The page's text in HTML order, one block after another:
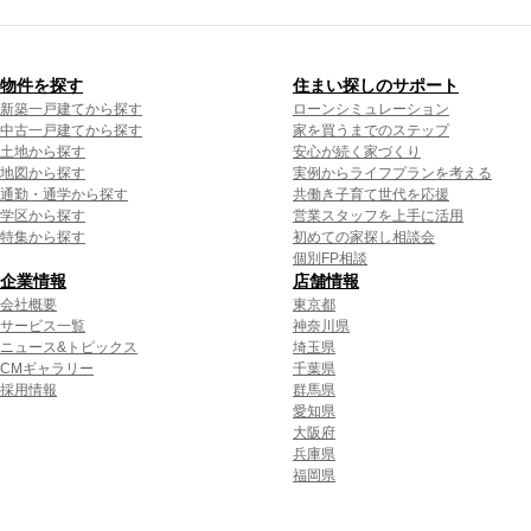
物件を探す
新築一戸建てから探す
中古一戸建てから探す
土地から探す
地図から探す
通勤・通学から探す
学区から探す
特集から探す
住まい探しのサポート
ローンシミュレーション
家を買うまでのステップ
安心が続く家づくり
実例からライフプランを考える
共働き子育て世代を応援
営業スタッフを上手に活用
初めての家探し相談会
個別FP相談
企業情報
会社概要
サービス一覧
ニュース&トピックス
CMギャラリー
採用情報
店舗情報
東京都
神奈川県
埼玉県
千葉県
群馬県
愛知県
大阪府
兵庫県
福岡県